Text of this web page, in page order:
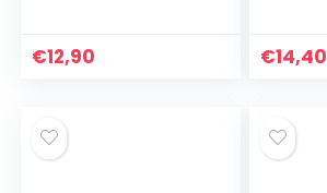
Huföl,
Pferdehufsalbe mit
feuchtigkeitsspend
ende Hufpflege für
€12,90 €14,40